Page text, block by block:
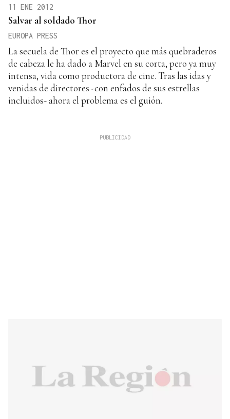
11 ENE 2012
Salvar al soldado Thor
EUROPA PRESS
La secuela de Thor es el proyecto que más quebraderos
de cabeza le ha dado a Marvel en su corta, pero ya muy
intensa, vida como productora de cine. Tras las idas y
venidas de directores -con enfados de sus estrellas
incluidos- ahora el problema es el guión.